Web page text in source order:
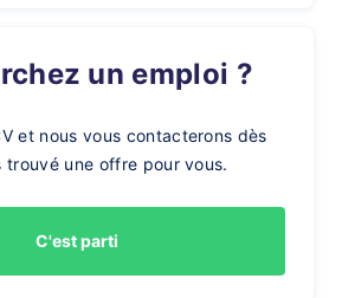
un emploi ?
et nous vous contacterons dès
trouvé une offre pour vous.
C'est parti